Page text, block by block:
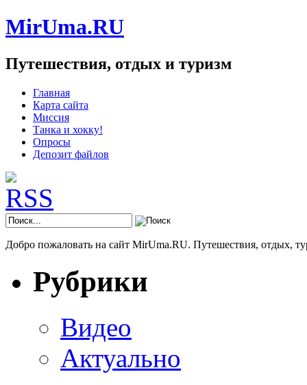
MirUma.RU
Путешествия, отдых и туризм
Главная
Карта сайта
Миссия
Танка и хокку!
Опросы
Депозит файлов
Добро пожаловать на сайт MirUma.RU. Путешествия, отдых,
Рубрики
Видео
Актуально